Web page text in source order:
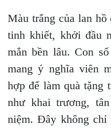
Màu trắng của lan
tinh khiết, khởi đầu
mắn bền lâu. Con
mang ý nghĩa viên
hợp để làm quà tặng
như khai trương,
niệm. Đây không chỉ